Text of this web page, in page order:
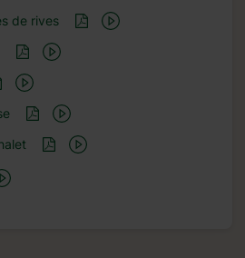
de rives